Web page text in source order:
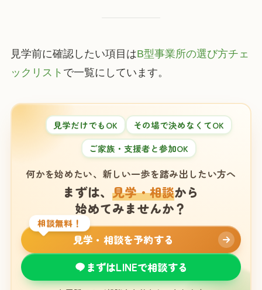
見学前に確認したい項目はB型事業所の選び方チェ
ックリスト で一覧にしています。
見学だけでもOK
その場で決めなくてOK
ご家族・支援者と参加OK
何かを始めたい、新しい一歩を踏み出したい方へ
まずは、見学・相談から
始めてみませんか？
相談無料！
見学・相談を予約する
まずはLINEで相談する